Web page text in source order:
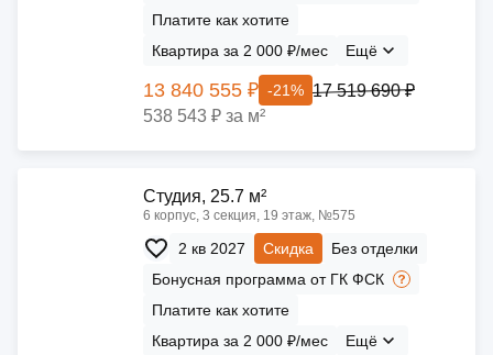
Платите как хотите
Квартира за 2 000 ₽/мес
Ещё
13 840 555 ₽ -21% 17 519 690 ₽
538 543 ₽ за м²
Cтудия, 25.7 м²
6 корпус, 3 секция, 19 этаж, №575
2 кв 2027 Скидка
Без отделки
Бонусная программа от ГК ФСК
Платите как хотите
Квартира за 2 000 ₽/мес
Ещё